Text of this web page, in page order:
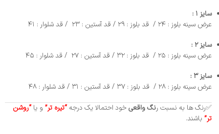
سایز ۱ :
عرض سینه بلوز : ۲۴ / قد بلوز : ۲۹ / قد آستین : ۲۳ / قد شلوار : ۴۱
سایز ۲ :
عرض سینه بلوز : ۲۵ / قد بلوز : ۳۲ / قد آستین : ۲۷ / قد شلوار : ۴۵
سایز ۳ :
عرض سینه بلوز : ۲۸ / قد بلوز : ۳۷ / قد آستین : ۳۱ / قد شلوار : ۴۸
✅رنگ ها به نسبت رنگ واقعیخود احتمالا یک درجه“تیره تر” و یا“روشن
تر” باشند.